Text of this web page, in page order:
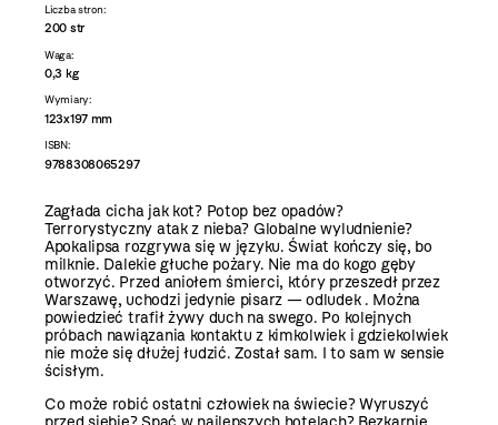
Liczba stron:
200 str
Waga:
0,3 kg
Wymiary:
123x197 mm
ISBN:
9788308065297
Zagłada cicha jak kot? Potop bez opadów?
Terrorystyczny atak z nieba? Globalne wyludnienie?
Apokalipsa rozgrywa się w języku. Świat kończy się, bo
milknie. Dalekie głuche pożary. Nie ma do kogo gęby
otworzyć. Przed aniołem śmierci, który przeszedł przez
Warszawę, uchodzi jedynie pisarz — odludek . Można
powiedzieć trafił żywy duch na swego. Po kolejnych
próbach nawiązania kontaktu z kimkolwiek i gdziekolwiek
nie może się dłużej łudzić. Został sam. I to sam w sensie
ścisłym.
Co może robić ostatni człowiek na świecie? Wyruszyć